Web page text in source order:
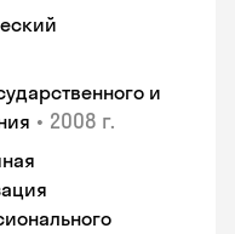
и
• 2008 г.